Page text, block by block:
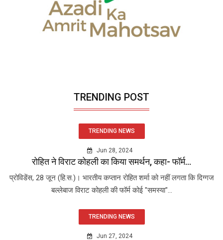
TRENDING POST
TRENDING NEWS
Jun 28, 2024
रोहित ने विराट कोहली का किया समर्थन, कहा- फॉर्म...
प्रोविडेंस, 28 जून (हि.स.)। भारतीय कप्तान रोहित शर्मा को नहीं लगता कि दिग्गज
बल्लेबाज विराट कोहली की फॉर्म कोई "समस्या"...
TRENDING NEWS
Jun 27, 2024